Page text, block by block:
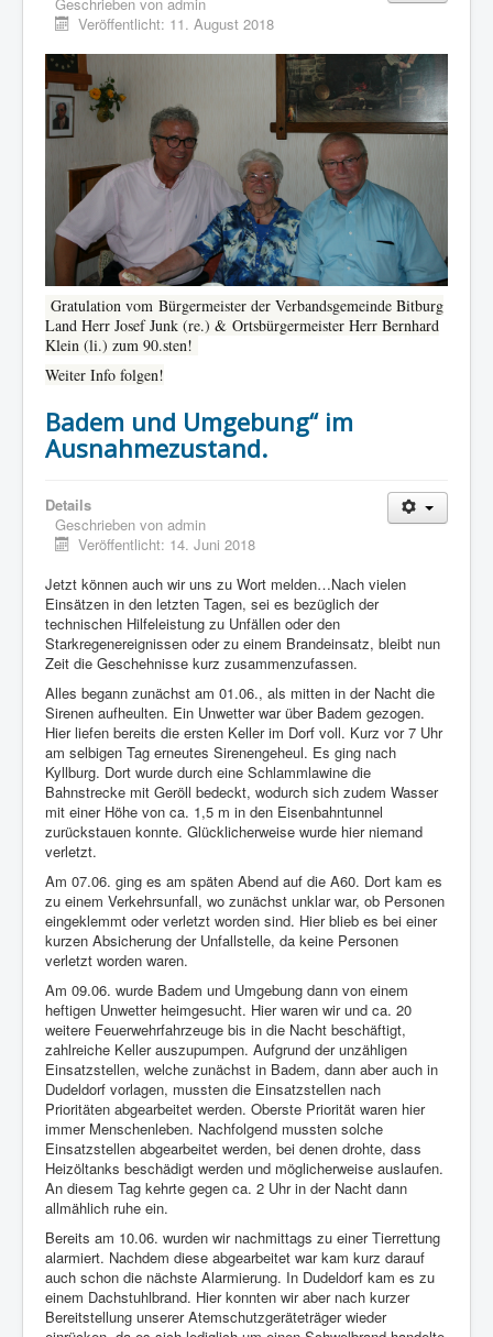
Veröffentlicht: 11. August 2018
Gratulation vom Bürgermeister der Verbandsgemeinde Bitburg
Land Herr Josef Junk (re.) & Ortsbürgermeister Herr Bernhard
Klein (li.) zum 90.sten!
Weiter Info folgen!
Badem und Umgebung“ im
Ausnahmezustand.
Details
Geschrieben von admin
Veröffentlicht: 14. Juni 2018
Jetzt können auch wir uns zu Wort melden…Nach vielen
Einsätzen in den letzten Tagen, sei es bezüglich der
technischen Hilfeleistung zu Unfällen oder den
Starkregenereignissen oder zu einem Brandeinsatz, bleibt nun
Zeit die Geschehnisse kurz zusammenzufassen.
Alles begann zunächst am 01.06., als mitten in der Nacht die
Sirenen aufheulten. Ein Unwetter war über Badem gezogen.
Hier liefen bereits die ersten Keller im Dorf voll. Kurz vor 7 Uhr
am selbigen Tag erneutes Sirenengeheul. Es ging nach
Kyllburg. Dort wurde durch eine Schlammlawine die
Bahnstrecke mit Geröll bedeckt, wodurch sich zudem Wasser
mit einer Höhe von ca. 1,5 m in den Eisenbahntunnel
zurückstauen konnte. Glücklicherweise wurde hier niemand
verletzt.
Am 07.06. ging es am späten Abend auf die A60. Dort kam es
zu einem Verkehrsunfall, wo zunächst unklar war, ob Personen
eingeklemmt oder verletzt worden sind. Hier blieb es bei einer
kurzen Absicherung der Unfallstelle, da keine Personen
verletzt worden waren.
Am 09.06. wurde Badem und Umgebung dann von einem
heftigen Unwetter heimgesucht. Hier waren wir und ca. 20
weitere Feuerwehrfahrzeuge bis in die Nacht beschäftigt,
zahlreiche Keller auszupumpen. Aufgrund der unzähligen
Einsatzstellen, welche zunächst in Badem, dann aber auch in
Dudeldorf vorlagen, mussten die Einsatzstellen nach
Prioritäten abgearbeitet werden. Oberste Priorität waren hier
immer Menschenleben. Nachfolgend mussten solche
Einsatzstellen abgearbeitet werden, bei denen drohte, dass
Heizöltanks beschädigt werden und möglicherweise auslaufen.
An diesem Tag kehrte gegen ca. 2 Uhr in der Nacht dann
allmählich ruhe ein.
Bereits am 10.06. wurden wir nachmittags zu einer Tierrettung
alarmiert. Nachdem diese abgearbeitet war kam kurz darauf
auch schon die nächste Alarmierung. In Dudeldorf kam es zu
einem Dachstuhlbrand. Hier konnten wir aber nach kurzer
Bereitstellung unserer Atemschutzgeräteträger wieder